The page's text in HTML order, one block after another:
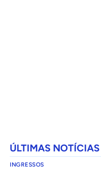
ÚLTIMAS NOTÍCIAS
INGRESSOS